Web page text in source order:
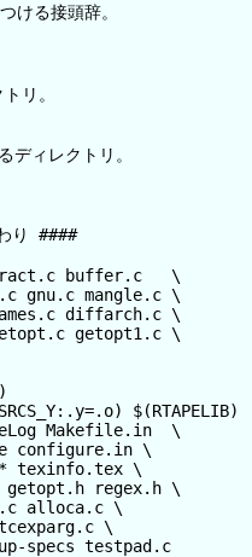
ける接頭辞。
リ。
ィレクトリ。
り ####
buffer.c   \
gnu.c mangle.c \
diffarch.c \
getopt1.c \
$(RTAPELIB)
Makefile.in  \
configure.in \
texinfo.tex \
regex.h \
alloca.c \
\
specs testpad.c